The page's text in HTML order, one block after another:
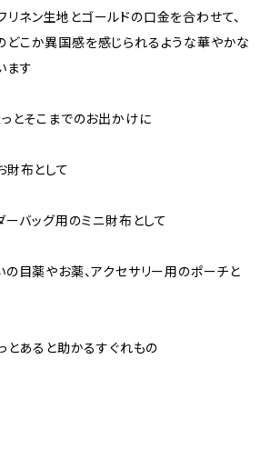
ネン生地とゴールドの口金を合わせて、
どこか異国感を感じられるような華やかな
ます
とそこまでのお出かけに
布として
ーバッグ用のミニ財布として
目薬やお薬、アクセサリー用のポーチと
とあると助かるすぐれもの